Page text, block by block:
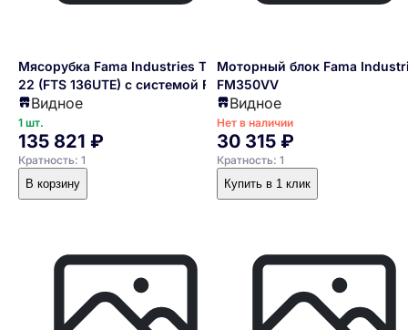
Мясорубка Fama Industries TS
22 (FTS 136UTE) с системой Full-
unger, с группой измельчения из
нержавеющей стали, c
реверсом, 380/3/50
Видное
1 шт.
135 821 ₽
Кратность: 1
В корзину
Моторный блок Fama
FM350VV
Видное
Нет в наличии
30 315 ₽
Кратность: 1
Купить в 1 клик